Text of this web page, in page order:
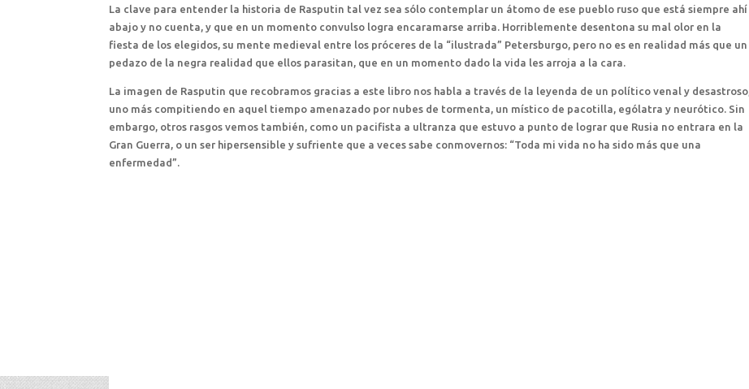
La clave para entender la historia de Rasputin tal vez sea sólo contemplar un átomo de ese pueblo ruso que está siempre ahí
abajo y no cuenta, y que en un momento convulso logra encaramarse arriba. Horriblemente desentona su mal olor en la
fiesta de los elegidos, su mente medieval entre los próceres de la “ilustrada” Petersburgo, pero no es en realidad más que un
pedazo de la negra realidad que ellos parasitan, que en un momento dado la vida les arroja a la cara.
La imagen de Rasputin que recobramos gracias a este libro nos habla a través de la leyenda de un político venal y desastroso,
uno más compitiendo en aquel tiempo amenazado por nubes de tormenta, un místico de pacotilla, ególatra y neurótico. Sin
embargo, otros rasgos vemos también, como un pacifista a ultranza que estuvo a punto de lograr que Rusia no entrara en la
Gran Guerra, o un ser hipersensible y sufriente que a veces sabe conmovernos: “Toda mi vida no ha sido más que una
enfermedad”.